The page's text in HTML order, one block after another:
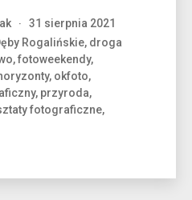
31 sierpnia 2021
Rogalińskie, droga
,fotoweekendy,
, okfoto,
, przyroda,
fotograficzne,